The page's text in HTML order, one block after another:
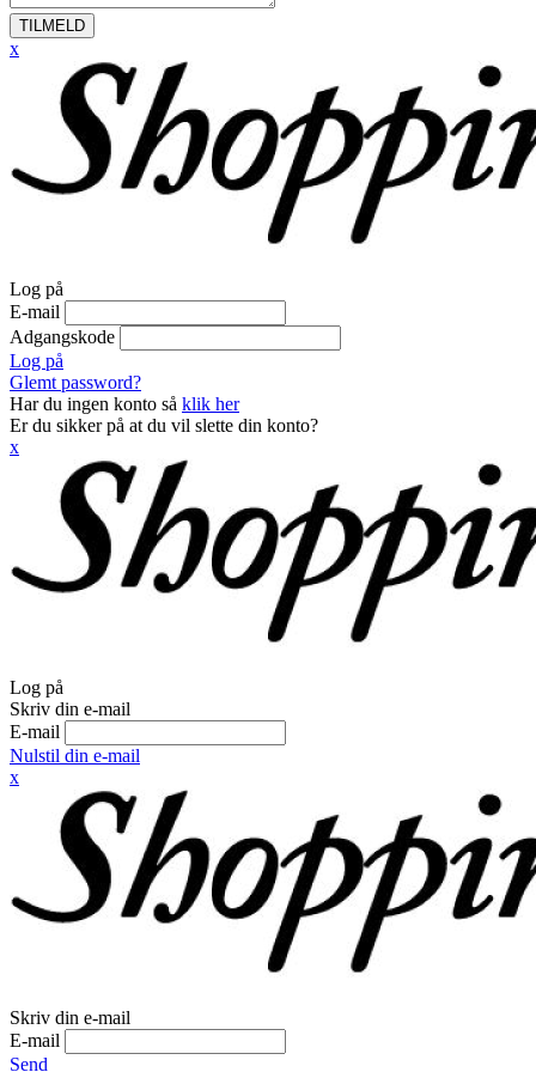
TILMELD
x
Log på
E-mail
Adgangskode
Log på
Glemt password?
Har du ingen konto så klik her
Er du sikker på at du vil slette din konto?
x
Log på
Skriv din e-mail
E-mail
Nulstil din e-mail
x
Skriv din e-mail
E-mail
Send